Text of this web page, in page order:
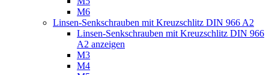
M6
Linsen-Senkschrauben mit Kreuzschlitz DIN 966 A2
Linsen-Senkschrauben mit Kreuzschlitz DIN 966
A2 anzeigen
M3
M4